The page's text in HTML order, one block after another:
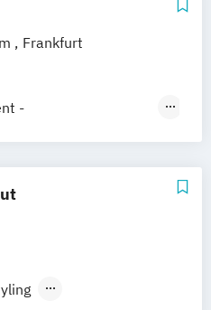
Management
(DE/EN)
Frankfurt
-
/
und